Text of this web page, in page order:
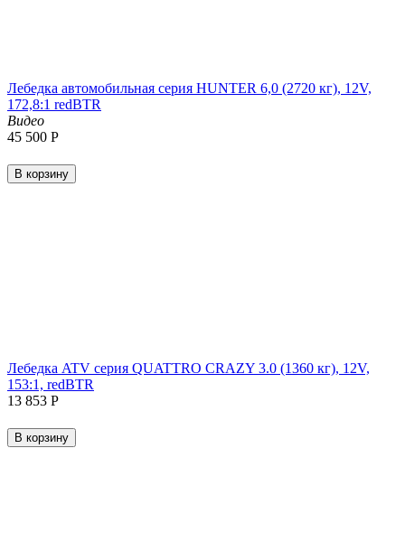
Лебедка автомобильная серия HUNTER 6,0 (2720 кг), 12V,
172,8:1 redBTR
Видео
45 500 Р
В корзину
Лебедка ATV серия QUATTRO CRAZY 3.0 (1360 кг), 12V,
153:1, redBTR
13 853 Р
В корзину